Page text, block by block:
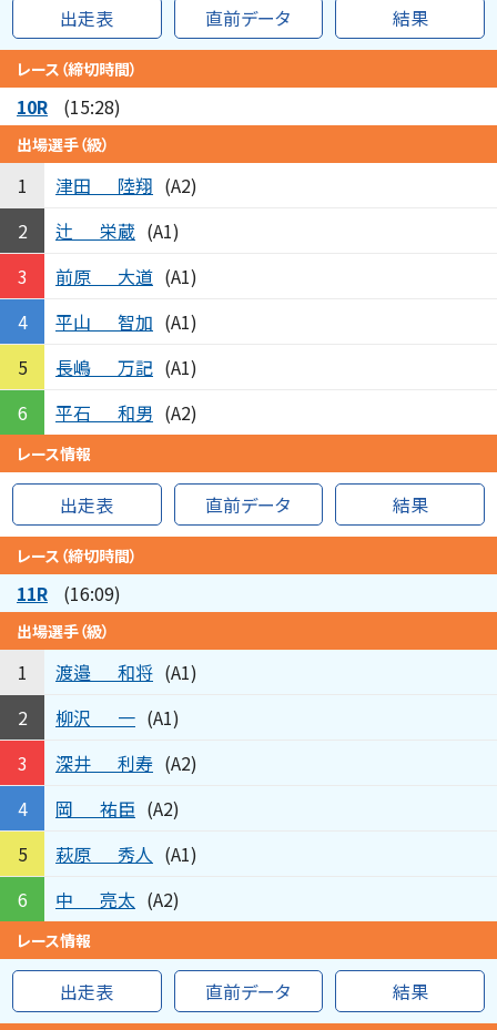
出走表 直前データ 結果
レース（締切時間）
10R (15:28)
出場選手（級）
1 津田 陸翔 (A2)
2
辻 栄蔵 (A1)
3
前原 大道 (A1)
4
平山 智加 (A1)
5
長嶋 万記 (A1)
6
平石 和男 (A2)
レース情報
出走表 直前データ 結果
レース（締切時間）
11R (16:09)
出場選手（級）
1 渡邉 和将 (A1)
2
柳沢 一 (A1)
3
深井 利寿 (A2)
4
岡 祐臣 (A2)
5
萩原 秀人 (A1)
6
中 亮太 (A2)
レース情報
出走表 直前データ 結果